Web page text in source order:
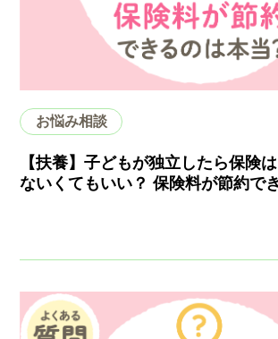
お悩み相談
【扶養】子どもが独立したら保険
ないくてもいい？ 保険料が節約で